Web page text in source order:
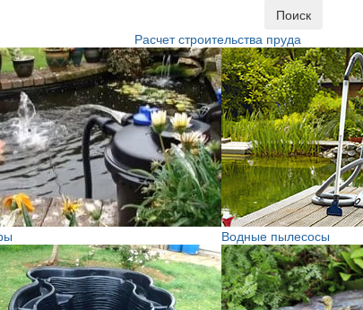
Поиск
Расчет строительства пруда
Водные пылесосы